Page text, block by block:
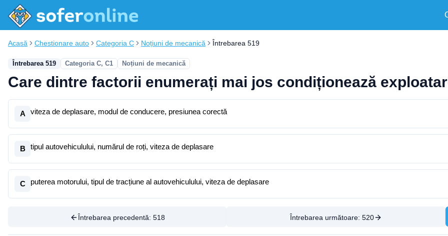
Acasă Chestionare auto Categoria C Noțiuni de mecanică Întrebarea 519
Întrebarea 519 Categoria C, C1 Noțiuni de mecanică
Care dintre factorii enumerați mai jos condiționează
A viteza de deplasare, modul de conducere, presiunea corectă
B tipul autovehiculului, numărul de roți, viteza de deplasare
C puterea motorului, tipul de tracțiune al autovehiculului, viteza de deplasare
Întrebarea precedentă: 518 Întrebarea următoare: 520